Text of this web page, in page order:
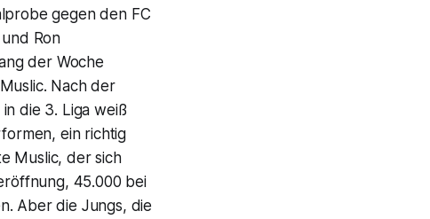
gegen den FC
Ron
der Woche
Nach der
die 3. Liga weiß
ein richtig
Muslic, der sich
45.000 bei
Aber die Jungs, die